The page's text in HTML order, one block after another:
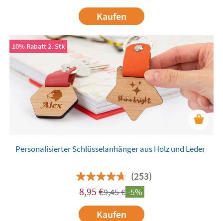
Kaufen
10% Rabatt 2. Stk
Personalisierter Schlüsselanhänger aus Holz und Leder
(253)
8,95 €9,45€-5%
Kaufen